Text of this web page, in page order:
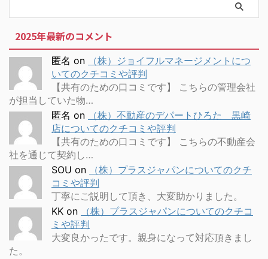
2025年最新のコメント
匿名 on
（株）ジョイフルマネージメントにつ
いてのクチコミや評判
【共有のための口コミです】 こちらの管理会社
が担当していた物…
匿名 on
（株）不動産のデパートひろた 黒崎
店についてのクチコミや評判
【共有のための口コミです】 こちらの不動産会
社を通じて契約し…
SOU on
（株）プラスジャパンについてのクチ
コミや評判
丁寧にご説明して頂き、大変助かりました。
KK on
（株）プラスジャパンについてのクチコ
ミや評判
大変良かったです。親身になって対応頂きまし
た。